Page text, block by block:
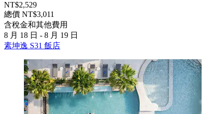
NT$2,529
總價 NT$3,011
含稅金和其他費用
8 月 18 日 - 8 月 19 日
素坤逸 S31 飯店